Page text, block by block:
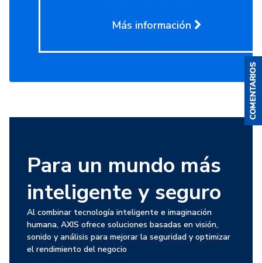
Más información
Para un mundo más
inteligente y seguro
Al combinar tecnología inteligente e imaginación
humana, AXIS ofrece soluciones basadas en visión,
sonido y análisis para mejorar la seguridad y optimizar
el rendimiento del negocio